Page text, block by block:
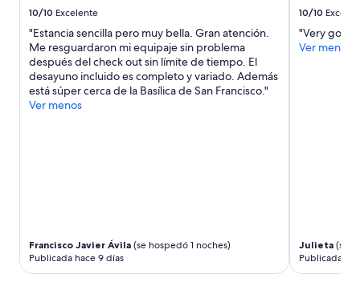
10/10 Excelente
"Estancia sencilla pero muy bella. Gran atención.
Me resguardaron mi equipaje sin problema
después del check out sin límite de tiempo. El
desayuno incluido es completo y variado. Además
está súper cerca de la Basílica de San Francisco."
Ver menos
Francisco Javier Ávila (se hospedó 1 noches)
Publicada hace 9 días
10/10
"Very good"
Ver menos
Julieta (se
Publicada